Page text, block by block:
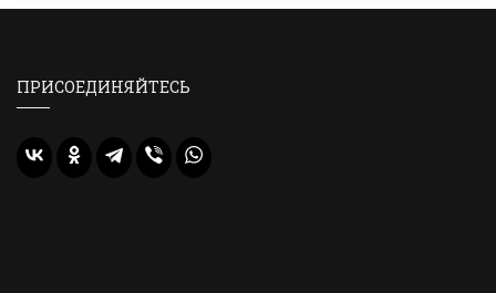
ПРИСОЕДИНЯЙТЕСЬ